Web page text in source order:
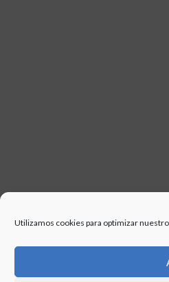
Utilizamos cookies para optimizar